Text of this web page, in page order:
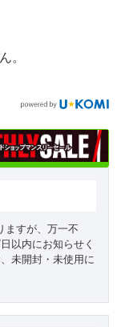
。
ますが、万一不
以内にお知らせく
未開封・未使用に